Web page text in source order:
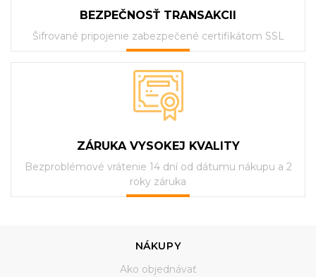
BEZPEČNOSŤ TRANSAKCII
Šifrované pripojenie zabezpečené certifikátom SSL
ZÁRUKA VYSOKEJ KVALITY
Bezproblémové vrátenie 14 dní od dátumu nákupu a 2
roky záruka
NÁKUPY
Ako objednávať